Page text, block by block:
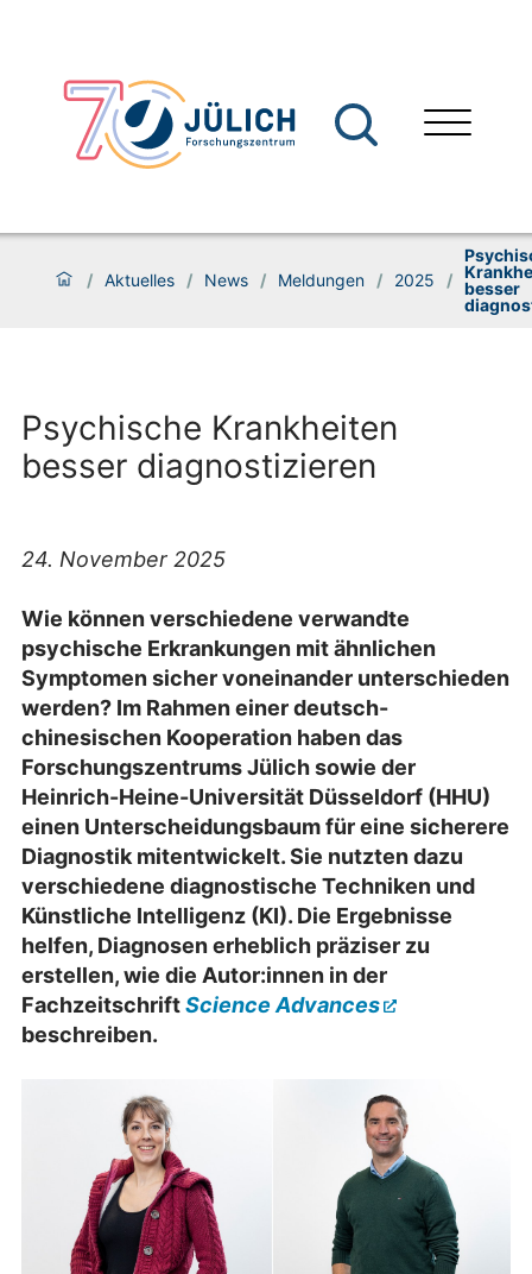
/ Aktuelles / News / Meldungen / 2025 / besser
Psychische Krankheiten
besser diagnostizieren
24. November 2025
Wie können verschiedene verwandte
psychische Erkrankungen mit ähnlichen
Symptomen sicher voneinander unterschieden
werden? Im Rahmen einer deutsch-
chinesischen Kooperation haben das
Forschungszentrums Jülich sowie der
Heinrich-Heine-Universität Düsseldorf (HHU)
einen Unterscheidungsbaum für eine sicherere
Diagnostik mitentwickelt. Sie nutzten dazu
verschiedene diagnostische Techniken und
Künstliche Intelligenz (KI). Die Ergebnisse
helfen, Diagnosen erheblich präziser zu
erstellen, wie die Autor:innen in der
FachzeitschriftScience Advances
beschreiben.